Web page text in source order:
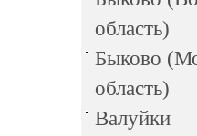
область)
Быково
область)
Валуйки